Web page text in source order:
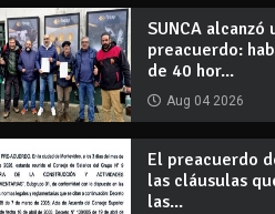
SUNCA alcanzó
preacuerdo:
de 40 hor...
Aug 04 2026
El preacuerdo
las cláusulas
las...